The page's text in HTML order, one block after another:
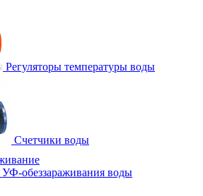
Регуляторы температуры воды
Счетчики воды
УФ-обеззараживания воды